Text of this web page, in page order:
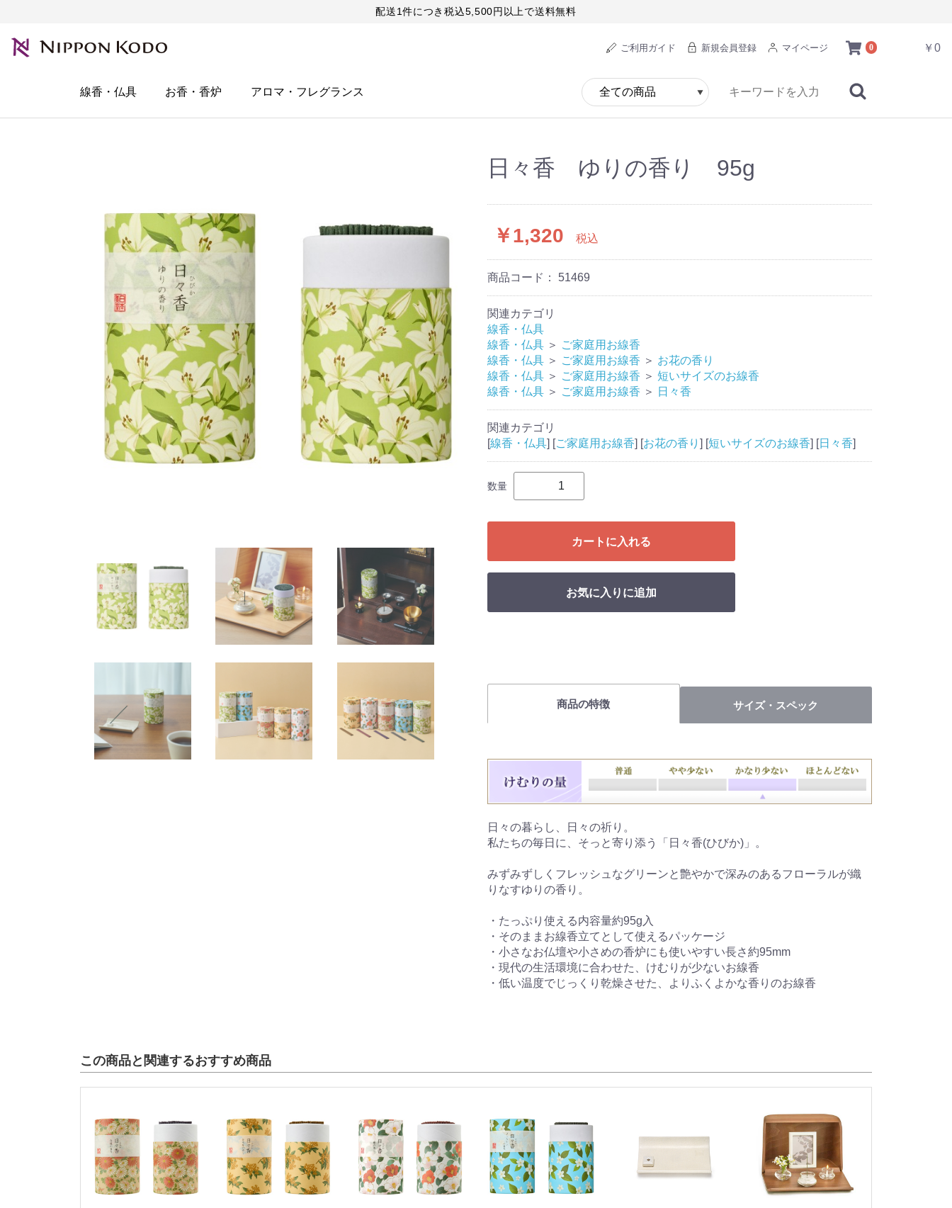
配送1件につき税込5,500円以上で送料無料
0 ￥0
ご利用ガイド 新規会員登録 マイページ
線香・仏具 お香・香炉 アロマ・フレグランス
日々香 ゆりの香り 95g
￥1,320 税込
商品コード： 51469
関連カテゴリ
線香・仏具
線香・仏具 ＞ ご家庭用お線香
線香・仏具 ＞ ご家庭用お線香 ＞ お花の香り
線香・仏具 ＞ ご家庭用お線香 ＞ 短いサイズのお線香
線香・仏具 ＞ ご家庭用お線香 ＞ 日々香
関連カテゴリ
[線香・仏具] [ご家庭用お線香] [お花の香り ] [短いサイズのお線香] [日々香]
数量
カートに入れる
お気に入りに追加
商品の特徴 サイズ・スペック
日々の暮らし、日々の祈り。
私たちの毎日に、そっと寄り添う「日々香(ひびか)」。
みずみずしくフレッシュなグリーンと艶やかで深みのあるフローラルが織
りなすゆりの香り。
・たっぷり使える内容量約95g入
・そのままお線香立てとして使えるパッケージ
・小さなお仏壇や小さめの香炉にも使いやすい長さ約95mm
・現代の生活環境に合わせた、けむりが少ないお線香
・低い温度でじっくり乾燥させた、よりふくよかな香りのお線香
この商品と関連するおすすめ商品